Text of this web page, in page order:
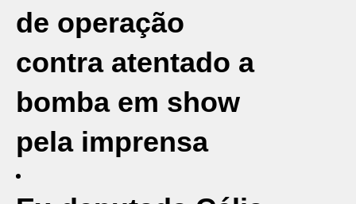
de operação
contra atentado a
bomba em show
pela imprensa